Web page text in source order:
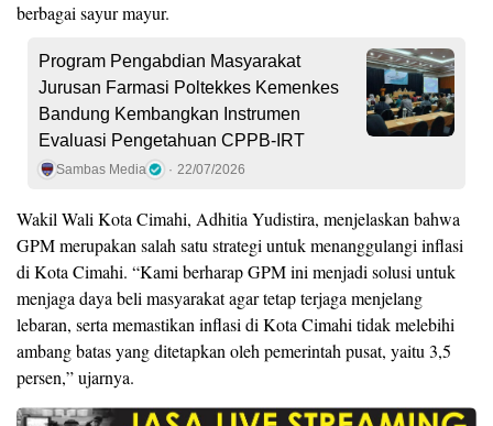
berbagai sayur mayur.
Program Pengabdian Masyarakat
Jurusan Farmasi Poltekkes Kemenkes
Bandung Kembangkan Instrumen
Evaluasi Pengetahuan CPPB-IRT
Sambas Media 22/07/2026
Wakil Wali Kota Cimahi, Adhitia Yudistira, menjelaskan bahwa
GPM merupakan salah satu strategi untuk menanggulangi inflasi
di Kota Cimahi. “Kami berharap GPM ini menjadi solusi untuk
menjaga daya beli masyarakat agar tetap terjaga menjelang
lebaran, serta memastikan inflasi di Kota Cimahi tidak melebihi
ambang batas yang ditetapkan oleh pemerintah pusat, yaitu 3,5
persen,” ujarnya.